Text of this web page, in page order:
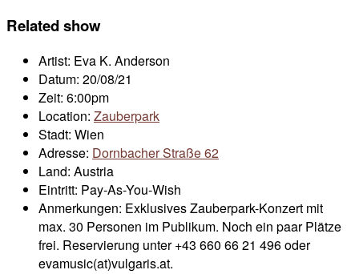
Related show
Artist: Eva K. Anderson
Datum: 20/08/21
Zeit: 6:00pm
Location: Zauberpark
Stadt: Wien
Adresse: Dornbacher Straße 62
Land: Austria
Eintritt: Pay-As-You-Wish
Anmerkungen: Exklusives Zauberpark-Konzert mit
max. 30 Personen im Publikum. Noch ein paar Plätze
frei. Reservierung unter +43 660 66 21 496 oder
evamusic(at)vulgaris.at.